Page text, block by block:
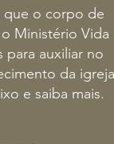
o corpo de
Ministério Vida
para auxiliar no
da
e saiba mais.